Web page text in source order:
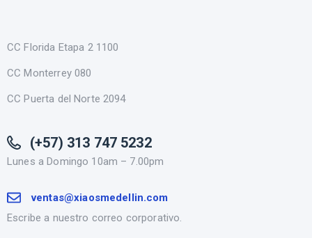
CC Florida Etapa 2 1100
CC Monterrey 080
CC Puerta del Norte 2094
(+57) 313 747 5232
Lunes a Domingo 10am – 7.00pm
ventas@xiaosmedellin.com
Escribe a nuestro correo corporativo.